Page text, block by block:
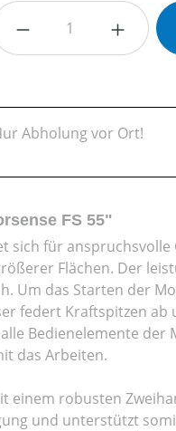
Anzahl:
Abholung vor Ort!
FS 55"
sich für
Flächen. Der
Um das Starten der
federt Kraftspitzen
Bedienelemente
das Arbeiten.
einem robusten
und unterstützt